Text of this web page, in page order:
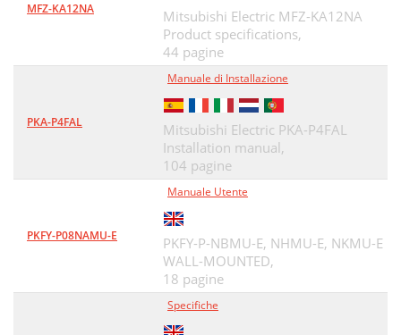
MFZ-KA12NA
Mitsubishi Electric MFZ-KA12NA
Product specifications,
44 pagine
PKA-P4FAL
Manuale di Installazione
Mitsubishi Electric PKA-P4FAL
Installation manual,
104 pagine
PKFY-P08NAMU-E
Manuale Utente
PKFY-P-NBMU-E, NHMU-E, NKMU-E
WALL-MOUNTED,
18 pagine
Specifiche